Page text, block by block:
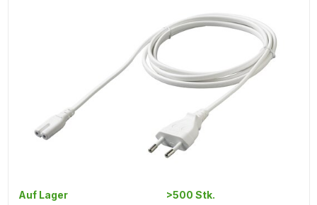
Auf Lager >500 Stk.